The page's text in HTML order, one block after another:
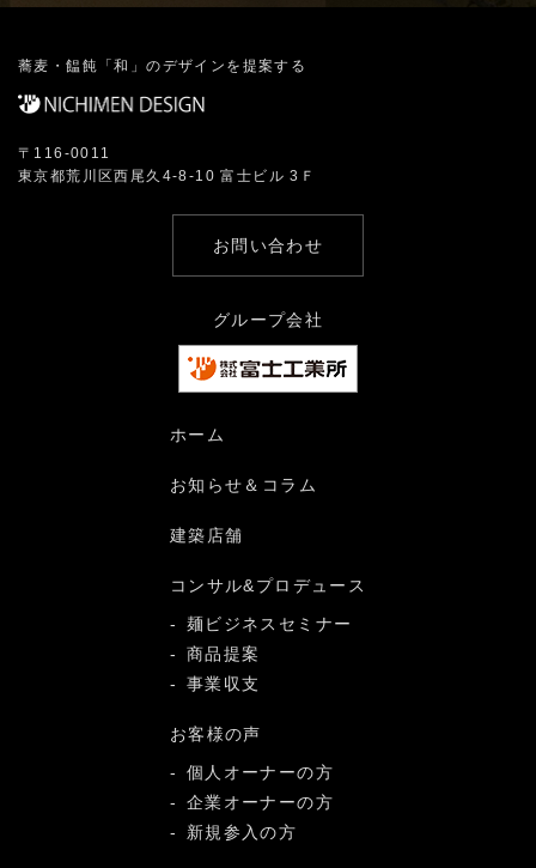
蕎麦・饂飩「和」のデザインを提案する
〒116-0011
東京都荒川区西尾久4-8-10 富士ビル 3Ｆ
お問い合わせ
グループ会社
ホーム
お知らせ＆コラム
建築店舗
コンサル&プロデュース
麺ビジネスセミナー
商品提案
事業収支
お客様の声
個人オーナーの方
企業オーナーの方
新規参入の方